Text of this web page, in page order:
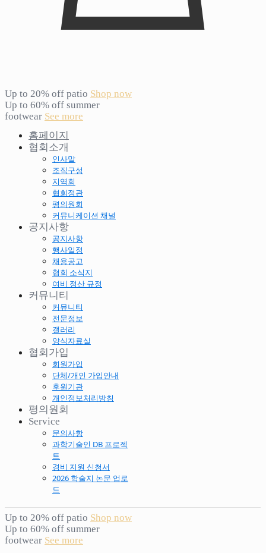
Up to 20% off patio Shop now
Up to 60% off summer
footwear See more
홈페이지
협회소개
인사말
조직구성
지역회
협회정관
평의원회
커뮤니케이션 채널
공지사항
공지사항
행사일정
채용공고
협회 소식지
여비 정산 규정
커뮤니티
커뮤니티
전문정보
갤러리
양식자료실
협회가입
회원가입
단체/개인 가입안내
후원기관
개인정보처리방침
평의원회
Service
문의사항
과학기술인 DB 프로젝
트
경비 지원 신청서
2026 학술지 논문 업로
드
Up to 20% off patio Shop now
Up to 60% off summer
footwear See more